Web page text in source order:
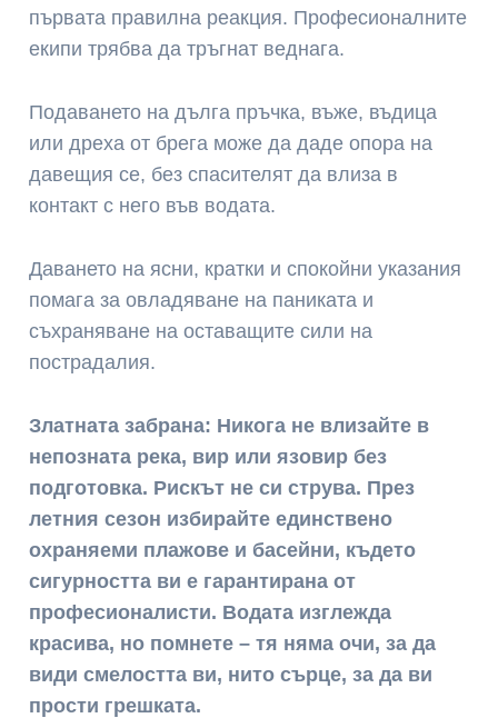
първата правилна реакция. Професионалните
екипи трябва да тръгнат веднага.
Подаването на дълга пръчка, въже, въдица
или дреха от брега може да даде опора на
давещия се, без спасителят да влиза в
контакт с него във водата.
Даването на ясни, кратки и спокойни указания
помага за овладяване на паниката и
съхраняване на оставащите сили на
пострадалия.
Златната забрана: Никога не влизайте в
непозната река, вир или язовир без
подготовка. Рискът не си струва. През
летния сезон избирайте единствено
охраняеми плажове и басейни, където
сигурността ви е гарантирана от
професионалисти. Водата изглежда
красива, но помнете – тя няма очи, за да
види смелостта ви, нито сърце, за да ви
прости грешката.